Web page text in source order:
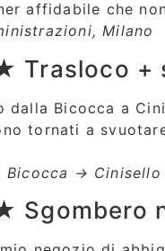
affidabile che
Milano
+
dalla Bicocca a
tornati a
Bicocca → Cinisello